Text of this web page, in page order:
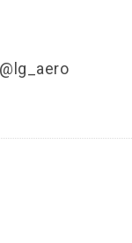
@lg_aero